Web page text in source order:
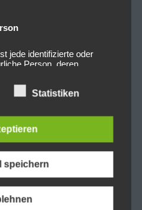
jede identifizierte oder
Person, deren
verarbeitet
ausgeführte Vorgang
im
personenbezogenen Daten
Erfassen, die
Statistiken
speichern